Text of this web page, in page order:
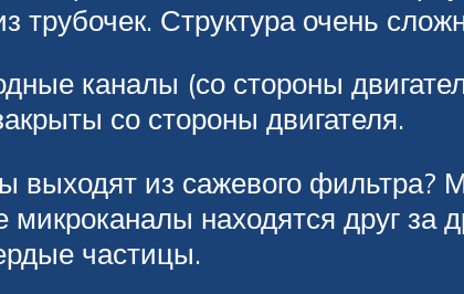
трубочек. Структура очень
каналы (со стороны
со стороны двигателя.
выходят из сажевого
микроканалы находятся друг
частицы.